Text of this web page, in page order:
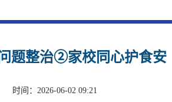
题整治②家校同心护食安
间：2026-06-02 09:21